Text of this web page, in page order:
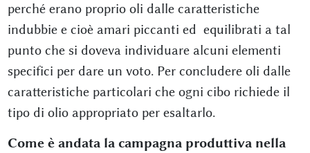
perché erano proprio oli dalle caratteristiche
indubbie e cioè amari piccanti ed equilibrati a tal
punto che si doveva individuare alcuni elementi
specifici per dare un voto. Per concludere oli dalle
caratteristiche particolari che ogni cibo richiede il
tipo di olio appropriato per esaltarlo.
Come è andata la campagna produttiva nella